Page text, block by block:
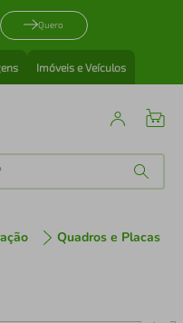
Quero
Imóveis e Veículos
Quadros e Placas